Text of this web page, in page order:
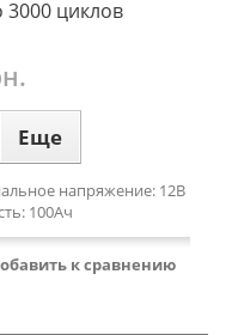
3000 циклов
Еще
напряжение: 12В
100Ач
к сравнению